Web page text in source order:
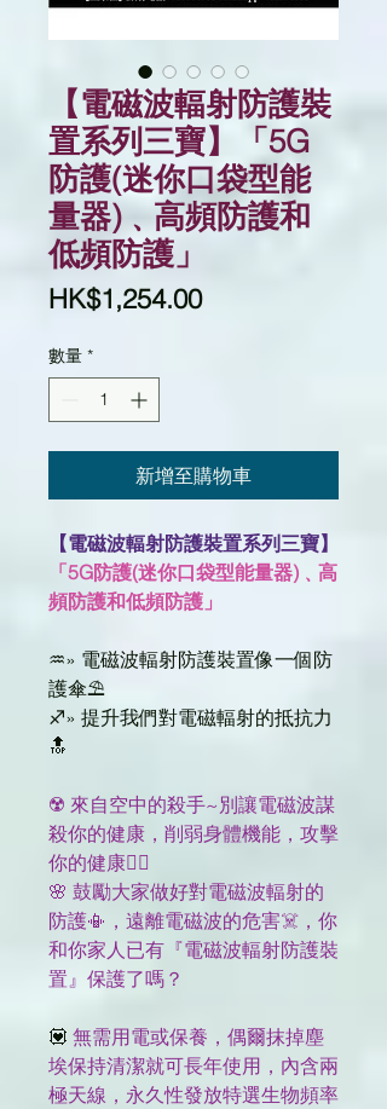
【電磁波輻射防護裝
置系列三寶】「5G
防護(迷你口袋型能
量器)﹑高頻防護和
低頻防護」
HK$1,254.00價
數量 *
新增至購物車
【電磁波輻射防護裝置系列三寶】
「5G防護(迷你口袋型能量器)﹑高
頻防護和低頻防護」
♒» 電磁波輻射防護裝置像一個防
護傘⛱️
♐» 提升我們對電磁輻射的抵抗力
🔝
☢️ 來自空中的殺手~別讓電磁波謀
殺你的健康，削弱身體機能​，攻擊
你的健康😵‍💫
🌸 鼓勵大家做好對電磁波輻射的
防護📳，遠離電磁波的危害☠️，你
和你家人已有『電磁波輻射防護裝
置』保護了嗎？
💟 無需用電或保養，偶爾抹掉塵
埃保持清潔就可長年使用，內含兩
極天線，永久性發放特選生物頻率